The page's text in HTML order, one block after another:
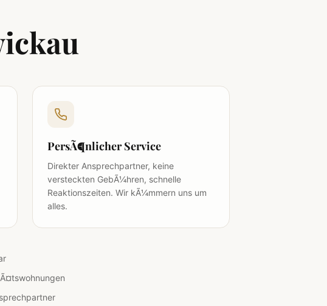
PersÃ¶nlicher Service
Direkter Ansprechpartner, keine
versteckten GebÃ¼hren, schnelle
Reaktionszeiten. Wir kÃ¼mmern uns um
alles.